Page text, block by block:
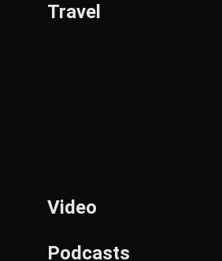
Travel
Video
Podcasts